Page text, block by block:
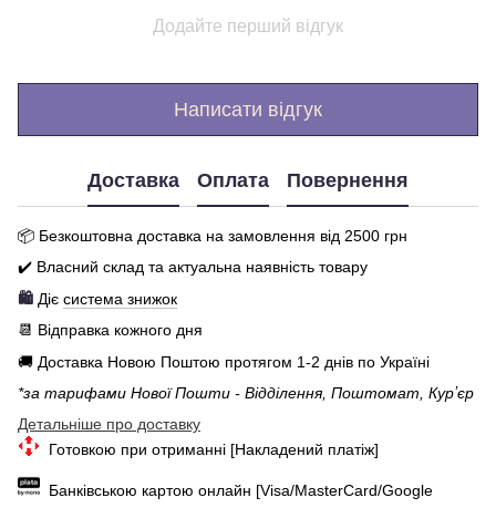
Додайте перший відгук
Написати відгук
Доставка Оплата Повернення
📦 Безкоштовна доставка на замовлення від 2500 грн
✔️ Власний склад та актуальна наявність товару
🛍️ Діє система знижок
📆 Відправка кожного дня
🚚 Доставка Новою Поштою протягом 1-2 днів по Україні
*за тарифами Нової Пошти - Відділення, Поштомат, Курʼєр
Детальніше про доставку
Готовкою при отриманні [Накладений платіж]
Банківською картою онлайн [Visa/MasterCard/Google